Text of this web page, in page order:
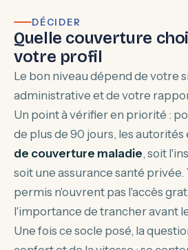
DÉCIDER
Quelle couverture
votre profil
Le bon niveau dépend de votre
administrative et de votre
Un point à vérifier en priorité :
de plus de 90 jours, les autorités
de couverture maladie, soit
soit une assurance santé privée.
permis n'ouvrent pas l'accès
l'importance de trancher avant
Une fois ce socle posé, la